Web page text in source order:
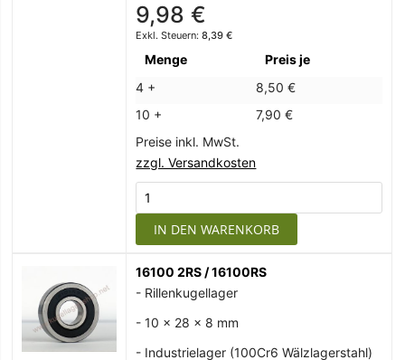
9,98 €
8,39 €
Menge
Preis je
4 +
8,50 €
10 +
7,90 €
Preise inkl. MwSt.
zzgl. Versandkosten
IN DEN WARENKORB
16100 2RS / 16100RS
- Rillenkugellager
- 10 x 28 x 8 mm
- Industrielager (100Cr6 Wälzlagerstahl)